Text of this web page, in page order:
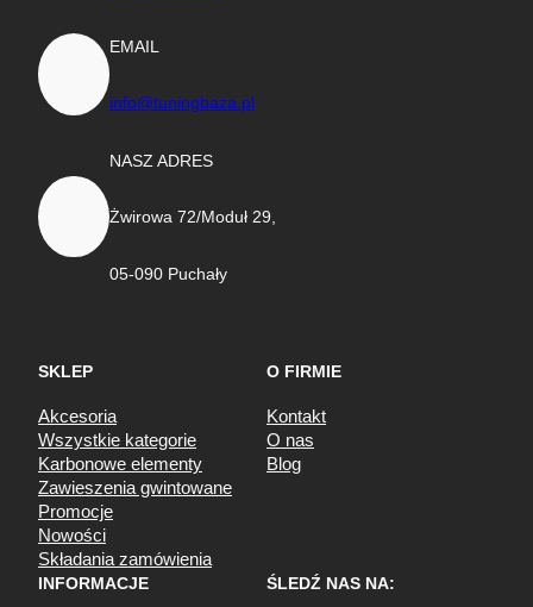
EMAIL
info@tuningbaza.pl
NASZ ADRES
Żwirowa 72/Moduł 29,
05-090 Puchały
SKLEP
Akcesoria
Wszystkie kategorie
Karbonowe elementy
Zawieszenia gwintowane
Promocje
Nowości
Składania zamówienia
O FIRMIE
Kontakt
O nas
Blog
INFORMACJE ŚLEDŹ NAS NA: